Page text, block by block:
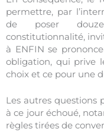
permettre, par
de poser
constitutionnalité,
à ENFIN se
obligation, qui prive
choix et ce pour une
Les autres questions
à ce jour échoué,
règles tirées de